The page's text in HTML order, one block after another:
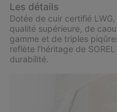
Les détails
Dotée de cuir certifié
qualité supérieure, de
gamme et de triples
reflète l’héritage de
durabilité.